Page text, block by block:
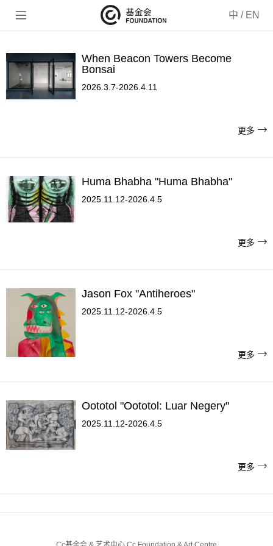
 中 / EN
When Beacon Towers Become
Bonsai
2026.3.7-2026.4.11
更多 
Huma Bhabha "Huma Bhabha"
2025.11.12-2026.4.5
更多 
Jason Fox "Antiheroes"
2025.11.12-2026.4.5
更多 
Oototol "Oototol: Luar Negery"
2025.11.12-2026.4.5
更多 